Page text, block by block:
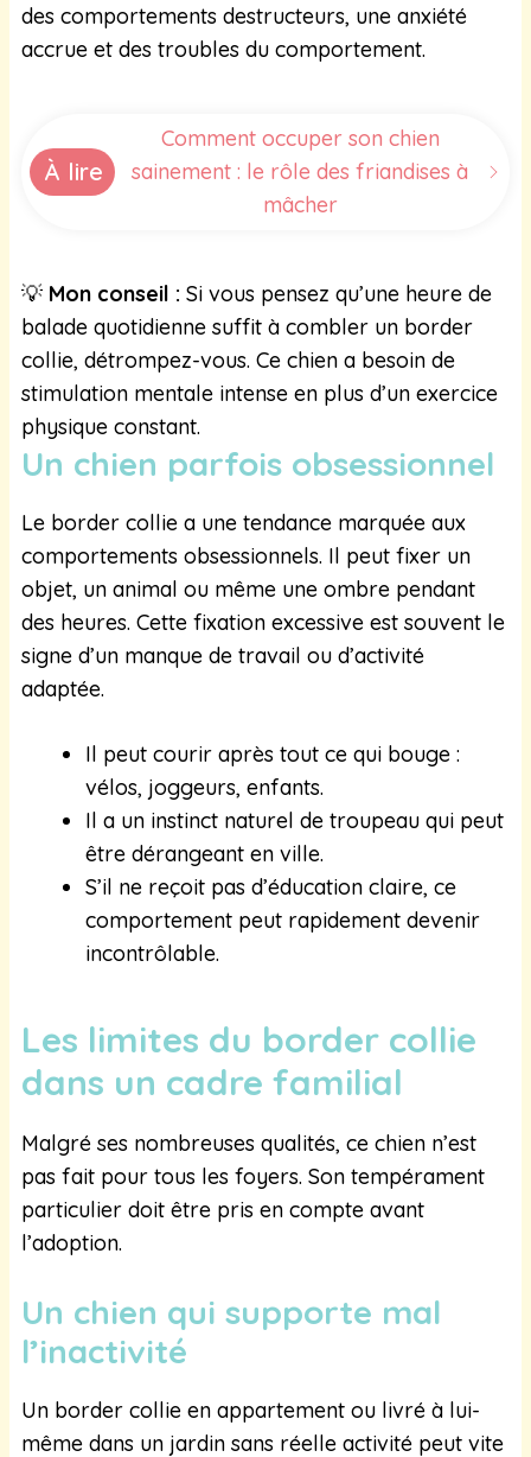
des comportements destructeurs, une anxiété
accrue et des troubles du comportement.
À lire
Comment occuper son chien
sainement : le rôle des friandises à
mâcher
💡 Mon conseil : Si vous pensez qu’une heure de
balade quotidienne suffit à combler un border
collie, détrompez-vous. Ce chien a besoin de
stimulation mentale intense en plus d’un exercice
physique constant.
Un chien parfois obsessionnel
Le border collie a une tendance marquée aux
comportements obsessionnels. Il peut fixer un
objet, un animal ou même une ombre pendant
des heures. Cette fixation excessive est souvent le
signe d’un manque de travail ou d’activité
adaptée.
Il peut courir après tout ce qui bouge :
vélos, joggeurs, enfants.
Il a un instinct naturel de troupeau qui peut
être dérangeant en ville.
S’il ne reçoit pas d’éducation claire, ce
comportement peut rapidement devenir
incontrôlable.
Les limites du border collie
dans un cadre familial
Malgré ses nombreuses qualités, ce chien n’est
pas fait pour tous les foyers. Son tempérament
particulier doit être pris en compte avant
l’adoption.
Un chien qui supporte mal
l’inactivité
Un border collie en appartement ou livré à lui-
même dans un jardin sans réelle activité peut vite